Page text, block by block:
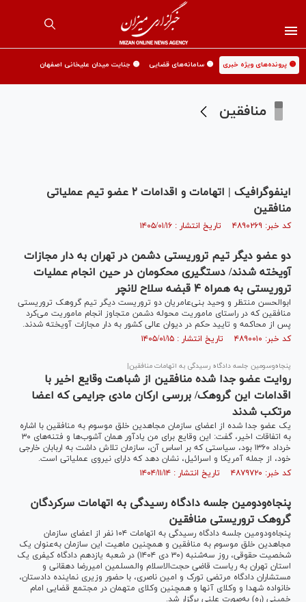
🟡 پرونده‌های ویژه خبری 🟡 سامانه‌های قضایی 🟡 جنایت میدان علیخانی اصفهان
منافقین
اینفوگرافیک | اتهامات و اقدامات ۲ عضو تیم عملیاتی
منافقین
کد خبر: ۴۸۹۰۲۶۹ تاریخ انتشار : ۱۴۰۵/۰۱/۱۶
دو عضو دیگر تیم تروریستی دشمن در تهران به دار مجازات
آویخته شدند/ دستگیری محکومان در حین انجام عملیات
تروریستی به همراه ۴ قبضه سلاح لانچر
ابوالحسن منتظر و وحید بنی‌عامریان دو تروریست دیگر تیم گروهک تروریستی
منافقین که در راستای ماموریت محوله دشمن متجاوز انجام ماموریت می‌کرد
پس از محاکمه و تایید حکم در دیوان عالی کشور به دار مجازات آویخته شدند.
کد خبر: ۴۸۹۰۰۱۰ تاریخ انتشار : ۱۴۰۵/۰۱/۱۵
پنجاه‌وسومین جلسه دادگاه رسیدگی به اتهامات منافقین|
روایت عضو جدا شده منافقین از شباهت وقایع اخیر با
اقدامات این گروهک/ بررسی ارکان مادی جرایمی که اعضا
مرتکب شدند
یک عضو جدا شده از اعضای سازمان مجاهدین خلق موسوم به منافقین با اشاره
به اتفاقات اخیر، گفت: این وقایع برای من یادآور همان آشوب‌ها و فتنه‌های ۳۰
خرداد ۱۳۶۰ بود، سیاستی که بر اساس آن، سازمان تلاش داشت به اربابان خارجی
خود، از جمله آمریکا و اسرائیل، نشان دهد که دارای نیروی عملیاتی است.
کد خبر: ۴۸۷۹۷۲۰ تاریخ انتشار : ۱۴۰۴/۱۱/۱۴
پنجاه‌ودومین جلسه دادگاه رسیدگی به اتهامات سرکردگان
گروهک تروریستی منافقین
پنجاه‌ودومین جلسه دادگاه رسیدگی به اتهامات ۱۰۴ نفر از اعضای سازمان
مجاهدین خلق موسوم به منافقین و همچنین ماهیت این سازمان به‌عنوان یک
شخصیت حقوقی، روز سه‌شنبه (۳۰ دی ۱۴۰۴) در شعبه یازدهم دادگاه کیفری یک
استان تهران به ریاست قاضی حجت‌الاسلام والمسلمین امیررضا دهقانی و
مستشاران دادگاه مرتضی تورک و امین ناصری، با حضور وزیری نماینده دادستان،
خانواده شهدا و وکلای آنها و همچنین وکلای متهمان در مجتمع قضایی امام
خمینی (ره) به‌صورت علنی برگزار شد.